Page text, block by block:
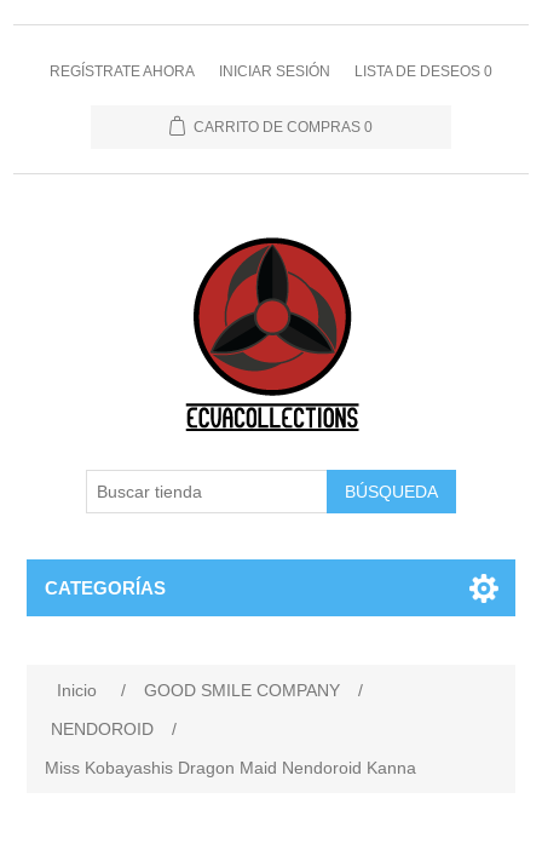
REGÍSTRATE AHORA INICIAR SESIÓN LISTA DE DESEOS 0
CARRITO DE COMPRAS 0
BÚSQUEDA
CATEGORÍAS
Inicio / GOOD SMILE COMPANY
/
NENDOROID
/
Miss Kobayashis Dragon Maid Nendoroid Kanna